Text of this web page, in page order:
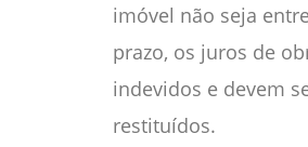
imóvel não seja
prazo, os juros de
indevidos e devem
restituídos.